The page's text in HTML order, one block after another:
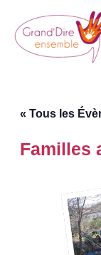
contenu
« Tous les
Familles